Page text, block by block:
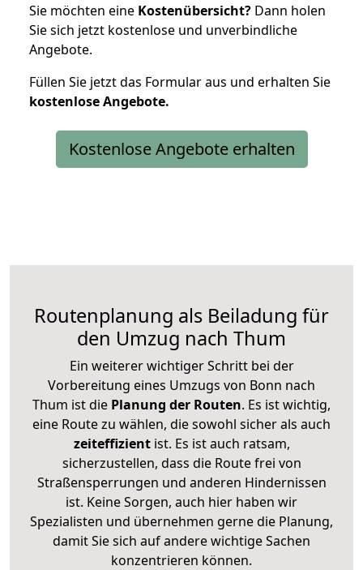
Sie möchten eine Kostenübersicht? Dann holen
Sie sich jetzt kostenlose und unverbindliche
Angebote.
Füllen Sie jetzt das Formular aus und erhalten Sie
kostenloseAngebote.
Kostenlose Angebote erhalten
Routenplanung als Beiladung für
den Umzug nach Thum
Ein weiterer wichtiger Schritt bei der
Vorbereitung eines Umzugs von Bonn nach
Thum ist die Planung der Routen. Es ist wichtig,
eine Route zu wählen, die sowohl sicher als auch
zeiteffizientist. Es ist auch ratsam,
sicherzustellen, dass die Route frei von
Straßensperrungen und anderen Hindernissen
ist. Keine Sorgen, auch hier haben wir
Spezialisten und übernehmen gerne die Planung,
damit Sie sich auf andere wichtige Sachen
konzentrieren können.